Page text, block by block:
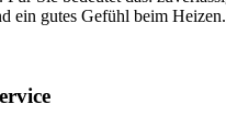
ein gutes Gefühl beim Heizen.